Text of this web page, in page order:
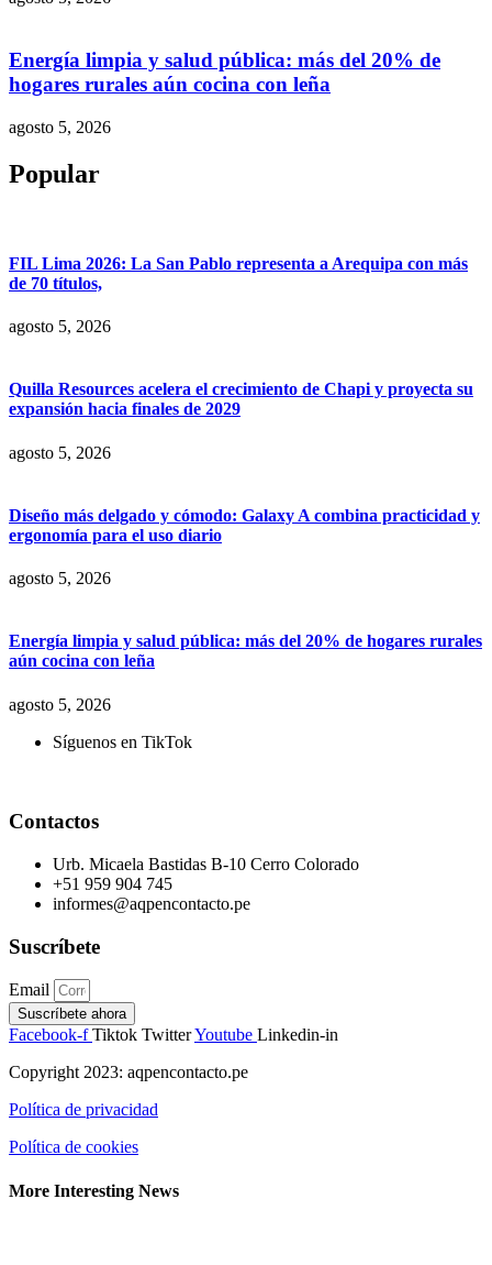
Energía limpia y salud pública: más del 20% de
hogares rurales aún cocina con leña
agosto 5, 2026
Popular
FIL Lima 2026: La San Pablo representa a Arequipa con más
de 70 títulos,
agosto 5, 2026
Quilla Resources acelera el crecimiento de Chapi y proyecta su
expansión hacia finales de 2029
agosto 5, 2026
Diseño más delgado y cómodo: Galaxy A combina practicidad y
ergonomía para el uso diario
agosto 5, 2026
Energía limpia y salud pública: más del 20% de hogares rurales
aún cocina con leña
agosto 5, 2026
Síguenos en TikTok
Contactos
Urb. Micaela Bastidas B-10 Cerro Colorado
+51 959 904 745
informes@aqpencontacto.pe
Suscríbete
Email
Suscríbete ahora
Facebook-f Tiktok TwitterYoutube Linkedin-in
Copyright 2023: aqpencontacto.pe
Política de privacidad
Política de cookies
More Interesting News